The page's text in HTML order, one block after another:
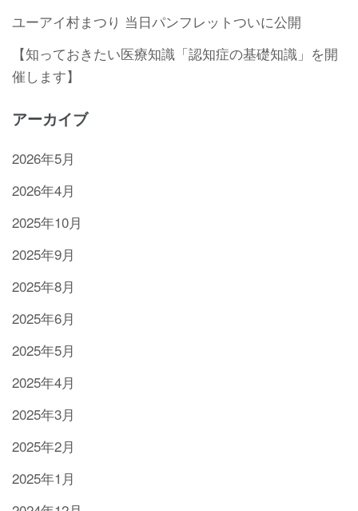
ユーアイ村まつり 当日パンフレットついに公開
【知っておきたい医療知識「認知症の基礎知識」を開
催します】
アーカイブ
2026年5月
2026年4月
2025年10月
2025年9月
2025年8月
2025年6月
2025年5月
2025年4月
2025年3月
2025年2月
2025年1月